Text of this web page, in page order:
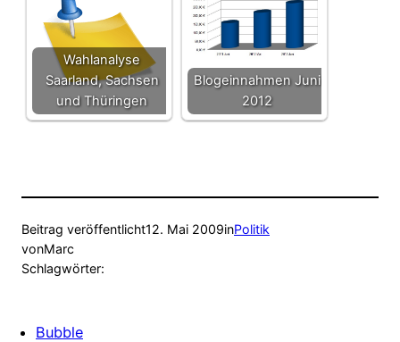
Wahlanalyse
Saarland, Sachsen
und Thüringen
Blogeinnahmen Juni
2012
Beitrag veröffentlicht12. Mai 2009inPolitik
vonMarc
Schlagwörter:
Bubble